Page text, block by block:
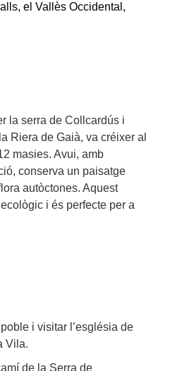
el Vallès Occidental,
la serra de Collcardús i
Riera de Gaià, va créixer al
masies. Avui, amb
conserva un paisatge
autòctones. Aquest
i és perfecte per a
i visitar l’església de
Vila.
de la Serra de